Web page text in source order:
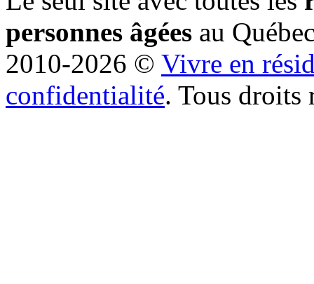
personnes âgées au
2010-2026 © Vivre en
confidentialité. Tous droits